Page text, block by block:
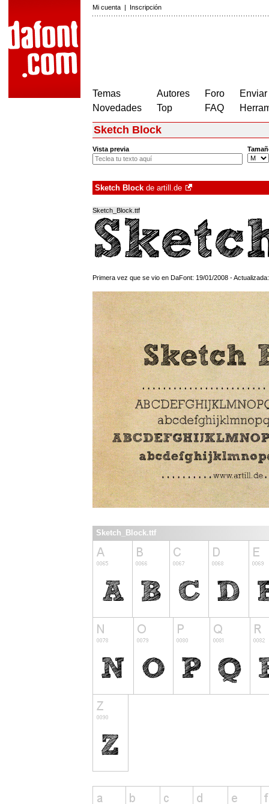
Mi cuenta | Inscripción
Temas
Novedades
Autores
Top
Foro
FAQ
Sketch Block
Vista previa
Sketch Block de artill.de
Sketch_Block.ttf
Primera vez que se vio en DaFont: 19/01/2008 -
Sketch_Block.ttf